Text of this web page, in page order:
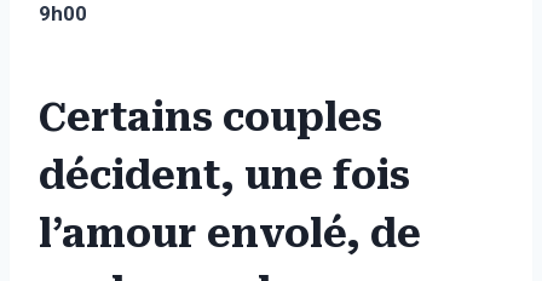
9h00
Certains couples
décident, une fois
l’amour envolé, de